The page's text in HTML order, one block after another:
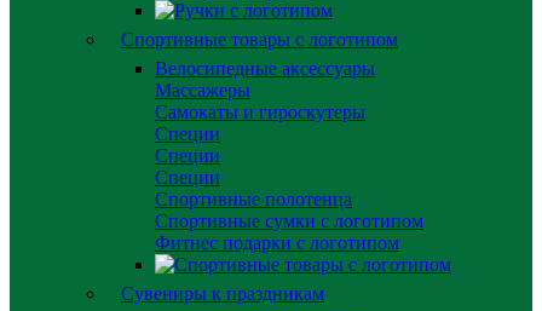
Спортивные товары с логотипом
Велосипедные аксессуары
Массажеры
Самокаты и гироскутеры
Специи
Специи
Специи
Спортивные полотенца
Спортивные сумки с логотипом
Фитнес подарки с логотипом
Сувениры к праздникам